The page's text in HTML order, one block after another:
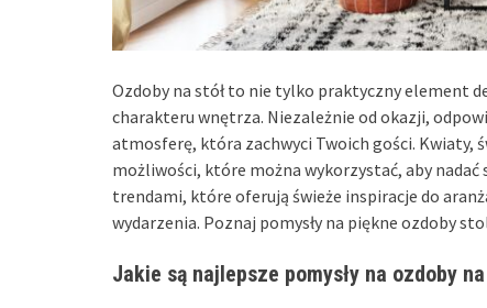
Ozdoby na stół to nie tylko praktyczny element
charakteru wnętrza. Niezależnie od okazji,
atmosferę, która zachwyci Twoich gości.
możliwości, które można wykorzystać, aby
trendami, które oferują świeże inspiracje do
wydarzenia. Poznaj pomysły na piękne ozdoby
Jakie są najlepsze pomysły na ozdoby na